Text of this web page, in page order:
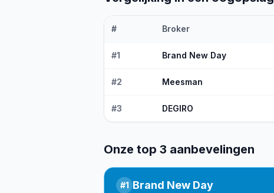
# Broker
#1 Brand New Day
#2 Meesman
#3 DEGIRO
Onze top 3 aanbevelingen
#1 Brand New Day